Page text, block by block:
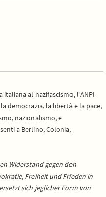
al nazifascismo, l’ANPI
democrazia, la libertà e la pace,
nazionalismo, e
a Berlino, Colonia,
Widerstand gegen den
Freiheit und Frieden in
sich jeglicher Form von